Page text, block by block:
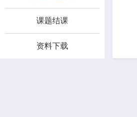
课题结课
资料下载